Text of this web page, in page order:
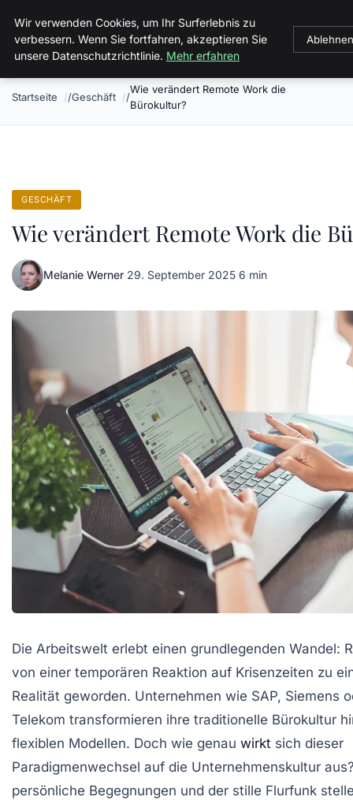
Sizilien Fewo
Startseite Geschäft
Wie verändert Remote Work die
Bürokultur?
GESCHÄFT
Wie verändert Remote Work die
Melanie Werner·29. September 2025·6 min
Die Arbeitswelt erlebt einen grundlegenden Wandel:
von einer temporären Reaktion auf Krisenzeiten zu
Realität geworden. Unternehmen wie SAP, Siemens
Telekom transformieren ihre traditionelle Bürokultur
flexiblen Modellen. Doch wie genau wirkt sich dieser
Paradigmenwechsel auf die Unternehmenskultur
persönliche Begegnungen und der stille Flurfunk
Wir verwenden Cookies, um Ihr Surferlebnis zu
verbessern. Wenn Sie fortfahren, akzeptieren Sie
unsere Datenschutzrichtlinie. Mehr erfahren
Ablehnen